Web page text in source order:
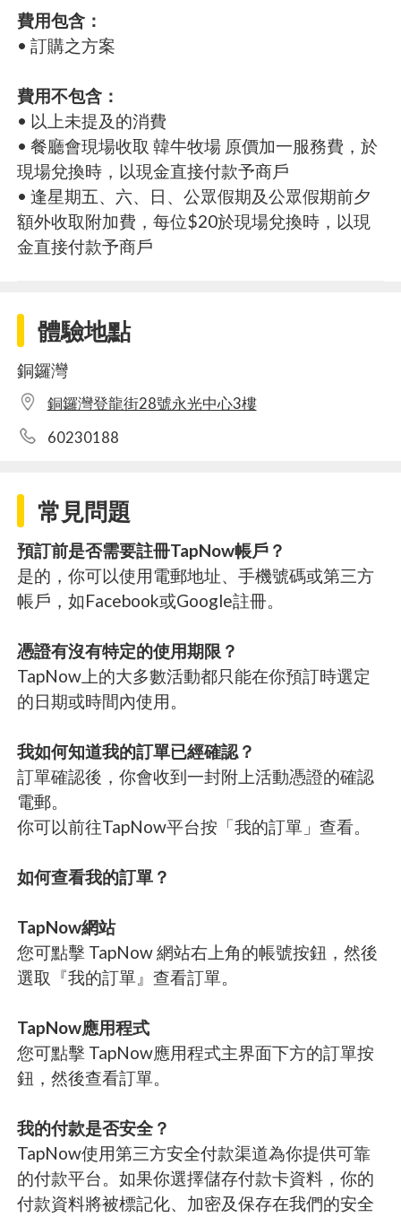
費用包含：
• 訂購之方案
費用不包含：
• 以上未提及的消費
• 餐廳會現場收取 韓牛牧場 原價加一服務費，於
現場兌換時，以現金直接付款予商戶
• 逢星期五、六、日、公眾假期及公眾假期前夕
額外收取附加費，每位$20於現場兌換時，以現
金直接付款予商戶
體驗地點
銅鑼灣
銅鑼灣登龍街28號永光中心3樓
60230188
常見問題
預訂前是否需要註冊TapNow帳戶？
是的，你可以使用電郵地址、手機號碼或第三方
帳戶，如Facebook或Google註冊。
憑證有沒有特定的使用期限？
TapNow上的大多數活動都只能在你預訂時選定
的日期或時間內使用。
我如何知道我的訂單已經確認？
訂單確認後，你會收到一封附上活動憑證的確認
電郵。
你可以前往TapNow平台按「我的訂單」查看。
如何查看我的訂單？
TapNow網站
您可點擊 TapNow 網站右上角的帳號按鈕，然後
選取『我的訂單』查看訂單。
TapNow應用程式
您可點擊 TapNow應用程式主界面下方的訂單按
鈕，然後查看訂單。
我的付款是否安全？
TapNow使用第三方安全付款渠道為你提供可靠
的付款平台。如果你選擇儲存付款卡資料，你的
付款資料將被標記化、加密及保存在我們的安全